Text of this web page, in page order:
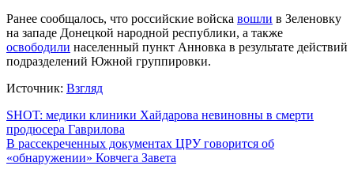
Ранее сообщалось, что российские войска вошли в Зеленовку
на западе Донецкой народной республики, а также
освободили населенный пункт Анновка в результате действий
подразделений Южной группировки.
Источник: Взгляд
Навигация
по
записям
SHOT: медики клиники Хайдарова невиновны в смерти
продюсера Гаврилова
В рассекреченных документах ЦРУ говорится об
«обнаружении» Ковчега Завета